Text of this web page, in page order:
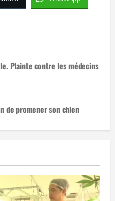
Plainte contre les médecins
de promener son chien